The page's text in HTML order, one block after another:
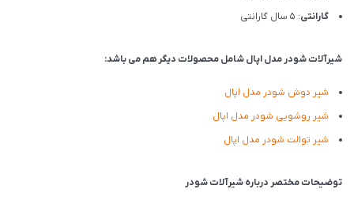
گارانتی: 5 سال گارانتی
شیرآلات شودر مدل اپال شامل محصولات دیگر هم می باشد:
شیر دوش شودر مدل اپال
شیر روشویی شودر مدل اپال
شیر توالت شودر مدل اپال
توضیحات مختصر درباره شیرآلات شودر